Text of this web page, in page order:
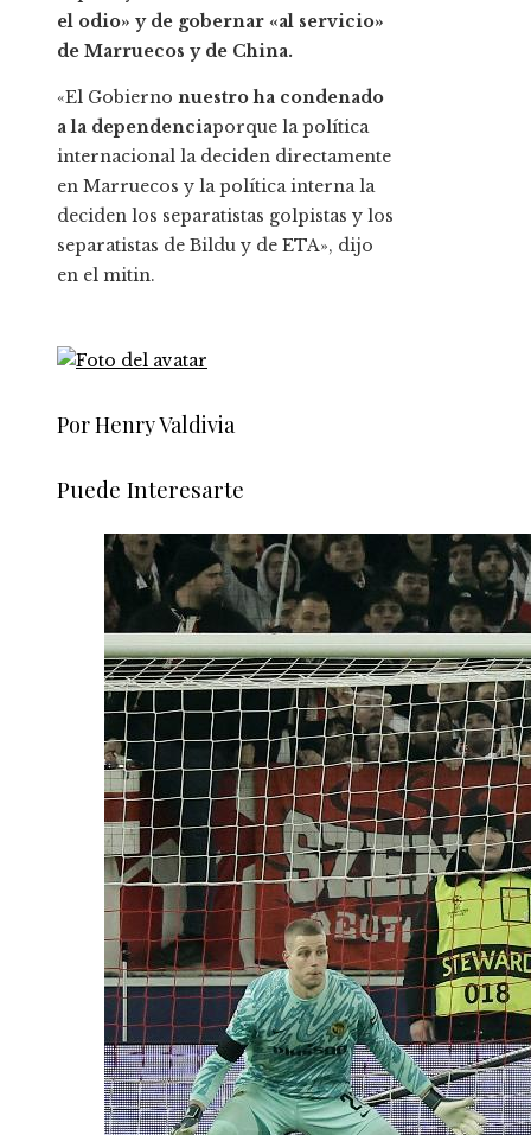
el odio» y de gobernar «al servicio»
de Marruecos y de China.
«El Gobierno nuestro ha condenado
a la dependenciaporque la política
internacional la deciden directamente
en Marruecos y la política interna la
deciden los separatistas golpistas y los
separatistas de Bildu y de ETA», dijo
en el mitin.
Por Henry Valdivia
Puede Interesarte